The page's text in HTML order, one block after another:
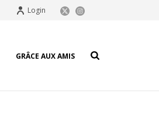
Login
GRÂCE AUX AMIS